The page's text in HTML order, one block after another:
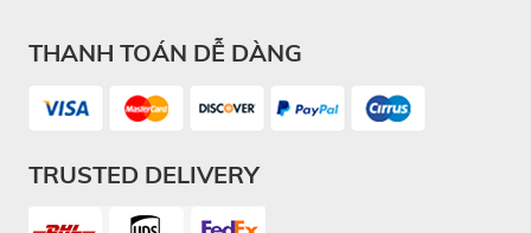
THANH TOÁN DỄ DÀNG
TRUSTED DELIVERY